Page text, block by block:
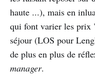
haute ...), mais en
qui font varier les prix
séjour (LOS pour
de plus en plus de
manager.